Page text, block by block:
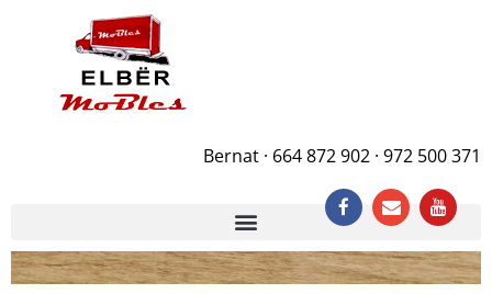
Bernat · 664 872 902 · 972 500 371